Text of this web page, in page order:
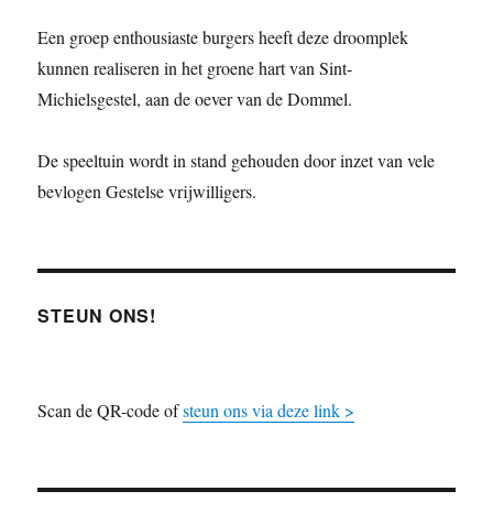
Een groep enthousiaste burgers heeft deze droomplek
kunnen realiseren in het groene hart van Sint-
Michielsgestel, aan de oever van de Dommel.
De speeltuin wordt in stand gehouden door inzet van vele
bevlogen Gestelse vrijwilligers.
STEUN ONS!
Scan de QR-code ofsteun ons via deze link >